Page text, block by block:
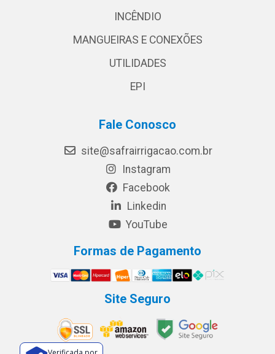
INCÊNDIO
MANGUEIRAS E CONEXÕES
UTILIDADES
EPI
Fale Conosco
site@safrairrigacao.com.br
Instagram
Facebook
Linkedin
YouTube
Formas de Pagamento
Site Seguro